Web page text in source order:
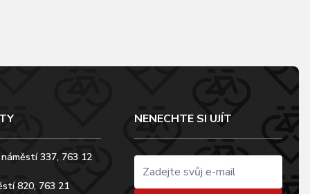
337, 763 12
820, 763 21
NENECHTE SI UJÍT